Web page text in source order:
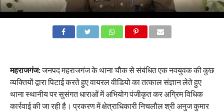
महराजगंज:जनपद महराजगंज के थाना चौक से संबंधित एक नवयुवक की कुछ
व्यक्तियों द्वारा पिटाई करते हुए वायरल वीडियो का तत्काल संज्ञान लेते हुए
थाना स्थानीय पर सुसंगत धाराओं में अभियोग पंजीकृत कर अग्रिम विधिक
कार्रवाई की जा रही है। प्रकरण में क्षेत्राधिकारी निचलौल श्री अनुज कुमार